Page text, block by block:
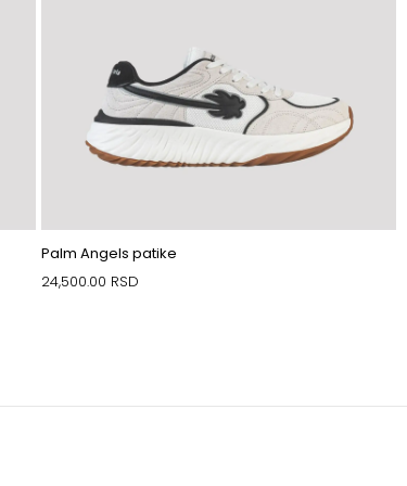
Palm Angels patike
24,500.00 RSD